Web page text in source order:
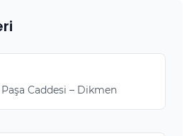
Caddesi – Dikmen